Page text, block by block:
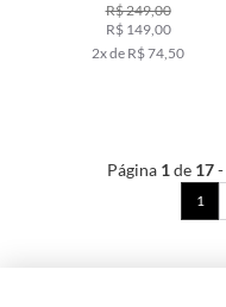
R$ 249,00
R$ 149,00
2x de R$ 74,50
Página 1de 17-
1